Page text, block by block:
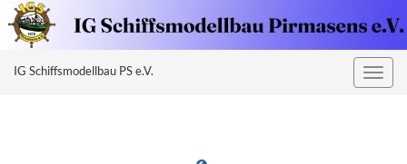
IG Schiffsmodellbau PS e.V.